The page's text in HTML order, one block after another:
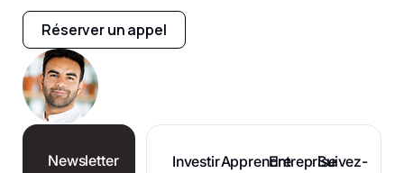
Réserver un appel
Newsletter
InvestirApprendreEntrepriseSuivez-